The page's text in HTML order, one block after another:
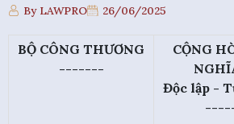
By LAWPRO 26/06/2025
BỘ CÔNG THƯƠNG
-------
CỘNG
Độc lập -